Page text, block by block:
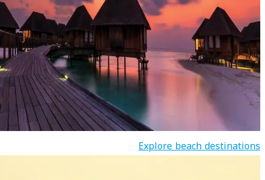
Explore beach destinations